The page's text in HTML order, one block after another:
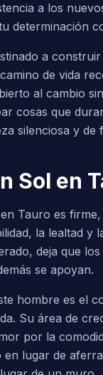
a los
determinación
a
de vida
al cambio
cosas que
silenciosa y de
Sol en
Tauro es
la lealtad y
deja que
se apoyan.
hombre es el
Su área de
por la
lugar de